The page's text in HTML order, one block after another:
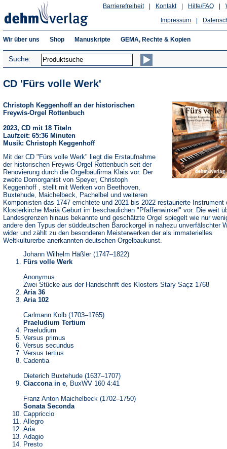
Hilfe/FAQ
Kontakt
Barrierefreiheit
Impressum
Wir über uns Shop Manuskripte GEMA, Rechte & Kopien
Suche:
CD 'Fürs volle Werk'
Christoph Keggenhoff an der historischen
Freywis-Orgel Rottenbuch
2023, CD mit 18 Titeln
Laufzeit: 65:36 Minuten
Musik: Christoph Keggenhoff
Mit der CD "Fürs volle Werk" liegt die Erstaufnahme
der historischen Freywis-Orgel Rottenbuch seit der
Renovierung durch die Orgelbaufirma Klais vor. Der
zweite Domorganist von Speyer, Christoph
Keggenhoff , stellt mit Werken von Beethoven,
Buxtehude, Maichelbeck, Pachelbel und weiteren
Komponisten das 1747 errichtete und 2021 bis 2022 restaurierte Instrument
Klosterkirche Mariä Geburt im beschaulichen "Pfaffenwinkel" vor. Die weit
Landesgrenzen hinaus bekannte und geschätzte Orgel spiegelt wie nur
andere den Typus der süddeutschen Barockorgel in nahezu unverfälschter
wider und zählt zu den besonderen Meisterwerken der als immaterielles
Weltkulturerbe anerkannten deutschen Orgelbaukunst.
Johann Wilhelm Häßler (1747–1822)
Fürs volle Werk
Anonymus
Zwei Stücke aus der Handschrift des Klosters Stary Saçz 1768
Aria 36
Aria 102
Carlmann Kolb (1703–1765)
Praeludium Tertium
Praeludium
Versus primus
Versus secundus
Versus tertius
Cadentia
Dieterich Buxtehude (1637–1707)
Ciaccona in e, BuxWV 160 4:41
Franz Anton Maichelbeck (1702–1750)
Sonata Seconda
Cappriccio
Allegro
Aria
Adagio
Presto